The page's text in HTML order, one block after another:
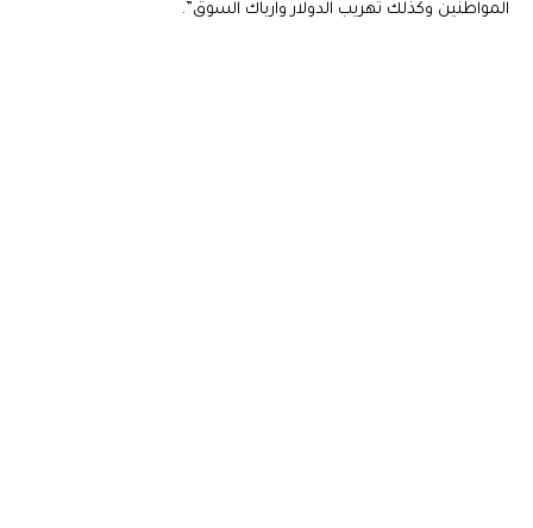
المواطنين وكذلك تهريب الدولار وارباك السوق”.